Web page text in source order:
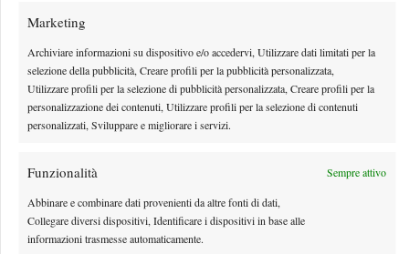
Marketing
Archiviare informazioni su dispositivo e/o accedervi, Utilizzare dati limitati per la
selezione della pubblicità, Creare profili per la pubblicità personalizzata,
Utilizzare profili per la selezione di pubblicità personalizzata, Creare profili per la
personalizzazione dei contenuti, Utilizzare profili per la selezione di contenuti
personalizzati, Sviluppare e migliorare i servizi.
Funzionalità Sempre attivo
Abbinare e combinare dati provenienti da altre fonti di dati,
Collegare diversi dispositivi, Identificare i dispositivi in base alle
informazioni trasmesse automaticamente.
Masters 1000 Montreal 2026: Darderi ottiene il
secondo quarto di finale 1000 consecutivo